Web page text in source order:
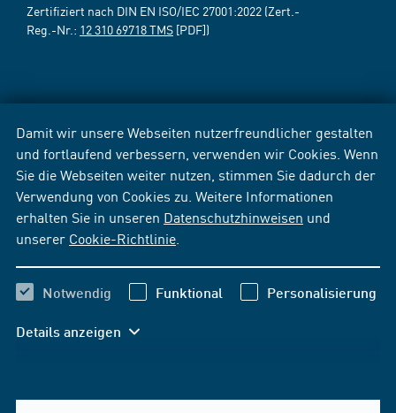
Damit wir unsere Webseiten nutzerfreundlicher gestalten
und fortlaufend verbessern, verwenden wir Cookies. Wenn
Sie die Webseiten weiter nutzen, stimmen Sie dadurch der
Verwendung von Cookies zu. Weitere Informationen
erhalten Sie in unseren Datenschutzhinweisen und
unserer Cookie-Richtlinie
Notwendig Funktional Personalisierung
Details anzeigen
Zertifiziert nach DIN EN ISO/IEC 27001:2022 (Zert.-
Reg.-Nr.: 12 310 69718 TMS [PDF])